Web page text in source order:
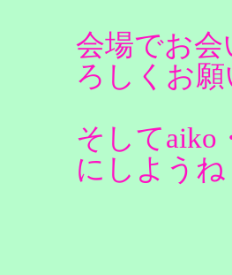
会場でお
ろしくお
そしてaiko
にしようね